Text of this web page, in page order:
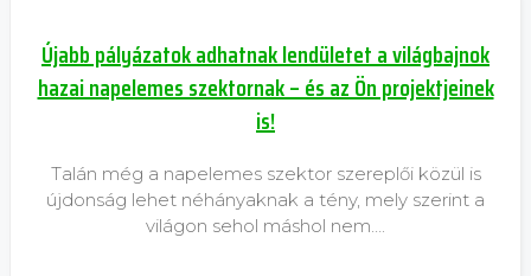
Újabb pályázatok adhatnak lendületet a világbajnok
hazai napelemes szektornak – és az Ön projektjeinek
is!
Talán még a napelemes szektor szereplői közül is
újdonság lehet néhányaknak a tény, mely szerint a
világon sehol máshol nem….